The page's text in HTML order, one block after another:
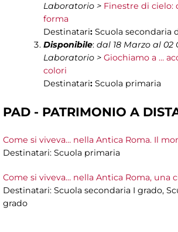
Laboratorio > Finestre di cielo:
forma
Destinatari: Scuola secondaria
Disponibile: dal 18 Marzo al 02
Laboratorio > Giochiamo a …
colori
Destinatari: Scuola primaria
PAD - PATRIMONIO A
Come si viveva… nella Antica Roma. Il
Destinatari: Scuola primaria
Come si viveva… nella Antica Roma, una
Destinatari: Scuola secondaria I grado,
grado